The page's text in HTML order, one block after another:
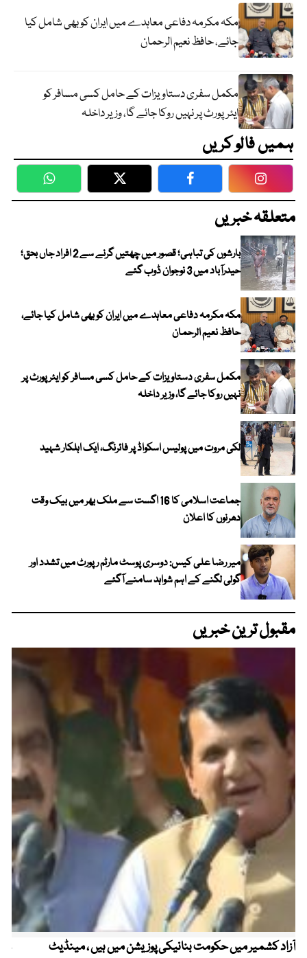
مکہ مکرمہ دفاعی معاہدے میں ایران کو بھی شامل کیا
جائے، حافظ نعیم الرحمان
مکمل سفری دستاویزات کے حامل کسی مسافر کو
ایئرپورٹ پر نہیں روکا جائے گا، وزیر داخلہ
ہمیں فالو کریں
WhatsApp Twitter Facebook
متعلقہ خبریں
بارشوں کی تباہی؛ قصور میں چھتیں گرنے سے 2 افراد جاں بحق؛
حیدرآباد میں 3 نوجوان ڈوب گئے
مکہ مکرمہ دفاعی معاہدے میں ایران کو بھی شامل کیا جائے،
حافظ نعیم الرحمان
مکمل سفری دستاویزات کے حامل کسی مسافر کو ایئرپورٹ پر
نہیں روکا جائے گا، وزیر داخلہ
لکی مروت میں پولیس اسکواڈ پر فائرنگ، ایک اہلکار شہید
جماعت اسلامی کا 16 اگست سے ملک بھر میں بیک وقت
دھرنوں کا اعلان
میر رضا علی کیس: دوسری پوسٹ مارٹم رپورٹ میں تشدد اور
گولی لگنے کے اہم شواہد سامنے آگئے
مقبول ترین خبریں
آزاد کشمیر میں حکومت بنانیکی پوزیشن میں ہیں ، مینڈیٹ